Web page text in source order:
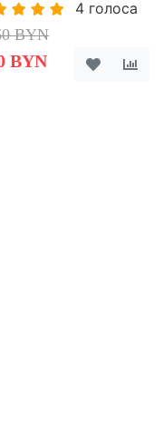
4 голоса
BYN
BYN